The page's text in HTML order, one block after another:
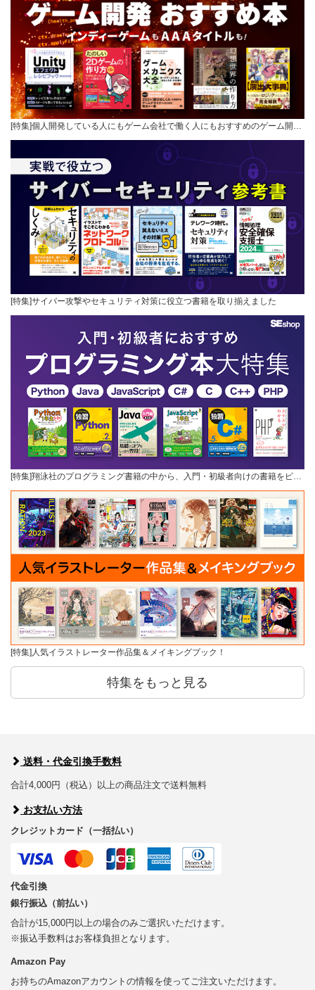
[特集]個人開発している人にもゲーム会社で働く人にもおすすめのゲーム開…
[特集]サイバー攻撃やセキュリティ対策に役立つ書籍を取り揃えました
[特集]翔泳社のプログラミング書籍の中から、入門・初級者向けの書籍をピ…
[特集]人気イラストレーター作品集＆メイキングブック！
特集をもっと見る
送料・代金引換手数料
合計4,000円（税込）以上の商品注文で送料無料
お支払い方法
クレジットカード（一括払い）
代金引換
銀行振込（前払い）
合計が15,000円以上の場合のみご選択いただけます。
※振込手数料はお客様負担となります。
Amazon Pay
お持ちのAmazonアカウントの情報を使ってご注文いただけます。